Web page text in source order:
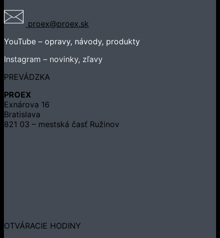
proex@proex.sk
YouTube – opravy, návody, produkty
Instagram – novinky, zľavy
PREVÁDZKA
PROEX
Exnárova 16
Bratislava
821 03 – mestská časť Ružinov
OTVÁRACIE HODINY